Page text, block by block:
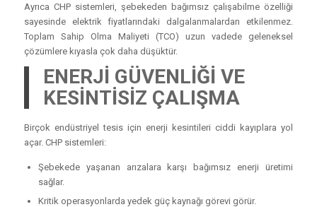
Ayrıca CHP sistemleri, şebekeden bağımsız çalışabilme özelliği
sayesinde elektrik fiyatlarındaki dalgalanmalardan etkilenmez.
Toplam Sahip Olma Maliyeti (TCO) uzun vadede geleneksel
çözümlere kıyasla çok daha düşüktür.
ENERJİ GÜVENLİĞİ VE
KESİNTİSİZ ÇALIŞMA
Birçok endüstriyel tesis için enerji kesintileri ciddi kayıplara yol
açar. CHP sistemleri:
Şebekede yaşanan arızalara karşı bağımsız enerji üretimi
sağlar.
Kritik operasyonlarda yedek güç kaynağı görevi görür.